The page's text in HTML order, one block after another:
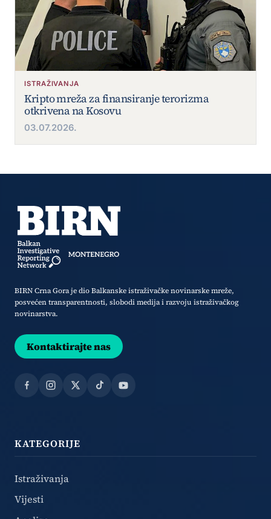
ISTRAŽIVANJA
Kripto mreža za finansiranje terorizma
otkrivena na Kosovu
03.07.2026.
BIRN Crna Gora je dio Balkanske istraživačke novinarske mreže,
posvećen transparentnosti, slobodi medija i razvoju istraživačkog
novinarstva.
Kontaktirajte nas
Facebook
Instagram
X TikTokYouTube
KATEGORIJE
Istraživanja
Vijesti